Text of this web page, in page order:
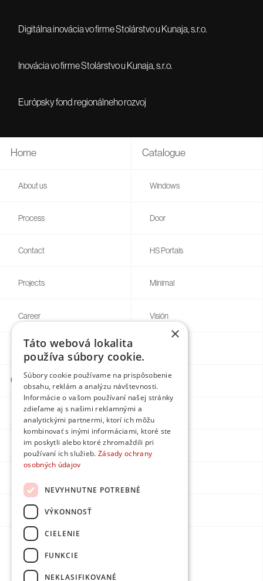
Digitálna inovácia vo firme Stolárstvo u Kunaja, s.r.o.
Inovácia vo firme Stolárstvo u Kunaja, s.r.o.
Európsky fond regionálneho rozvoj
Home
About us
Process
Contact
Projects
Career
Blogg
Catalogue
Windows
Door
HS Portals
Minimal
Visión
Contacts
Facebook
Instagram
Youtube
DPMarketing
×
Táto webová lokalita
používa súbory cookie.
Súbory cookie používame na prispôsobenie
obsahu, reklám a analýzu návštevnosti.
Informácie o vašom používaní našej stránky
zdieľame aj s našimi reklamnými a
analytickými partnermi, ktorí ich môžu
kombinovať s inými informáciami, ktoré ste
im poskytli alebo ktoré zhromaždili pri
používaní ich služieb. Zásady ochrany
osobných údajov
NEVYHNUTNE POTREBNÉ
VÝKONNOSŤ
CIELENIE
FUNKCIE
NEKLASIFIKOVANÉ